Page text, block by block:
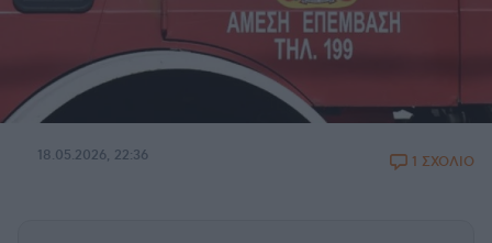
18.05.2026, 22:36 1 ΣΧΟΛΙΟ